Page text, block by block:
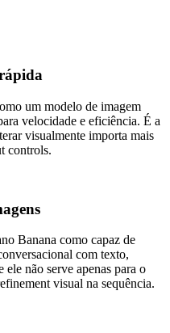
um modelo de imagem
velocidade e eficiência. É a
visualmente importa mais
controls.
Banana como capaz de
com texto,
não serve apenas para o
visual na sequência.